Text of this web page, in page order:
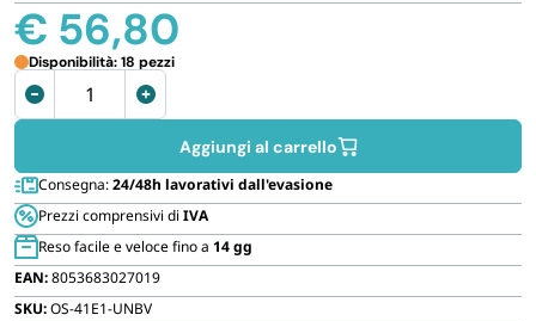
FORNITURE SETTORE HO.RE.CA
€ 56,80
Disponibilità: 18 pezzi
Panchina
da
in
legno
120x53x84
cm
quantità
Aggiungi al carrello
Consegna:24/48h lavorativi dall'evasione
Prezzi comprensivi di IVA
Reso facile e veloce fino a 14 gg
EAN:8053683027019
SKU:OS-41E1-UNBV